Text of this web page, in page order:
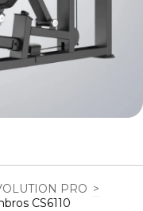
PRO >
CS6110